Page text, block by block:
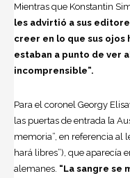
Mientras que Konstantin
les advirtió a sus
creer en lo que sus ojos
estaban a punto de ver
incomprensible”.
Para el coronel Georgy
las puertas de entrada [a
memoria”, en referencia al
hará libres”), que aparecía
alemanes. “La sangre se